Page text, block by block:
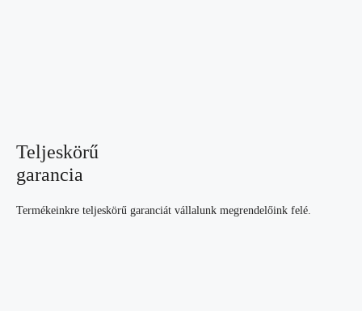
Teljeskörű
garancia
Termékeinkre teljeskörű garanciát vállalunk megrendelőink felé.